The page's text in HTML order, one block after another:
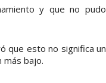
y que no pudo
que esto no significa un
más bajo.